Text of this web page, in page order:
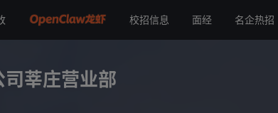
校招信息 面经 名企热招
庄营业部
莘庄营业部